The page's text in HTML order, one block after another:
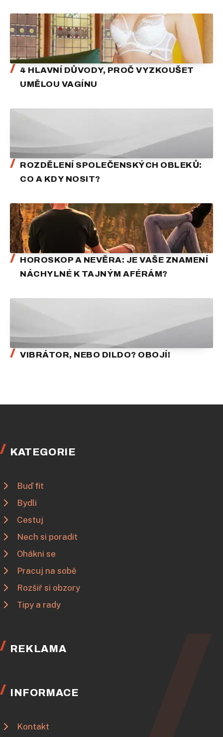
4 HLAVNÍ DŮVODY, PROČ VYZKOUŠET
UMĚLOU VAGÍNU
ROZDĚLENÍ SPOLEČENSKÝCH OBLEKŮ:
CO A KDY NOSIT?
HOROSKOP A NEVĚRA: JE VAŠE ZNAMENÍ
NÁCHYLNÉ K TAJNÝM AFÉRÁM?
VIBRÁTOR, NEBO DILDO? OBOJÍ!
KATEGORIE
Buď fit
Bydli
Cestuj
Nech si poradit
Ohákni se
Pracuj na sobě
Rozšiř si obzory
Tipy a rady
REKLAMA
INFORMACE
Kontakt